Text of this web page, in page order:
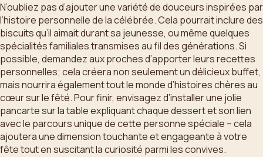
N’oubliez pas d’ajouter une variété de douceurs inspirées par
l’histoire personnelle de la célébrée. Cela pourrait inclure des
biscuits qu’il aimait durant sa jeunesse, ou même quelques
spécialités familiales transmises au fil des générations. Si
possible, demandez aux proches d’apporter leurs recettes
personnelles; cela créera non seulement un délicieux buffet,
mais nourrira également tout le monde d’histoires chères au
cœur sur le fêté. Pour finir, envisagez d’installer une jolie
pancarte sur la table expliquant chaque dessert et son lien
avec le parcours unique de cette personne spéciale – cela
ajoutera une dimension touchante et engageante à votre
fête tout en suscitant la curiosité parmi les convives.